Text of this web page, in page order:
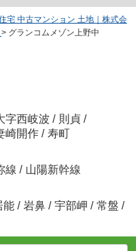
宅 中古マンション 土地｜株式会
> グランコムメゾン上野中
字西岐波 / 則貞 /
崎開作 / 寿町
線 / 山陽新幹線
能 / 岩鼻 / 宇部岬 / 常盤 /